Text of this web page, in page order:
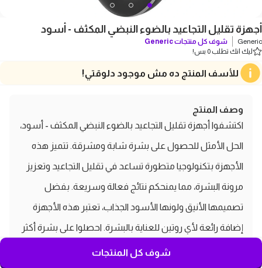
أجهزة تقليل التجاعيد بالضوء النبضي المكثف - أسود
Generic شوف كل منتجاتGeneric
ليك انك تطلب 0 بس!
للأسف المنتج ده مش موجود دلوقتي!
وصف المنتج
اكتشفوا أجهزة تقليل التجاعيد بالضوء النبضي المكثف - أسود،
الحل الأمثل للحصول على بشرة شابة ومشرقة. تتميز هذه
الأجهزة بتكنولوجيا متطورة تساعد في تقليل التجاعيد وتعزيز
مرونة البشرة، مما يمنحكم نتائج فعالة وسريعة. بفضل
تصميمها الأنيق ولونها الأسود الجذاب، تعتبر هذه الأجهزة
إضافة رائعة لأي روتين للعناية بالبشرة. احصلوا على بشرة أكثر
نضارة وشباباً مع أجهزة تقليل التجاعيد بالضوء النبضي المكثف
شوف كل المنتجات